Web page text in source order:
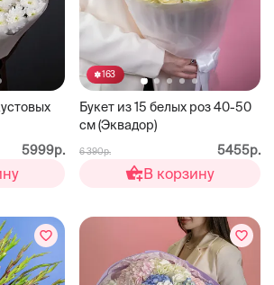
5999р.
163
Букет из 15 белых роз 40-50
см (Эквадор)
6 390р. 5455р.
В корзину